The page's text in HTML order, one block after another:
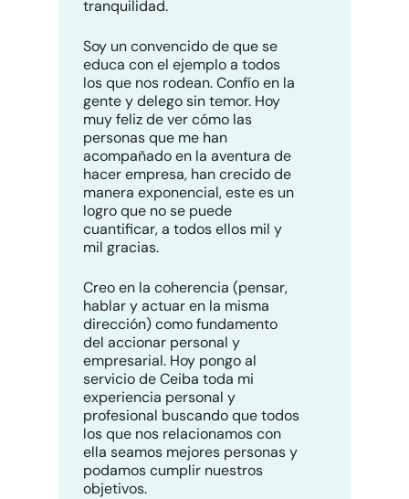
tranquilidad.
Soy un convencido de que se
educa con el ejemplo a todos
los que nos rodean. Confío en la
gente y delego sin temor. Hoy
muy feliz de ver cómo las
personas que me han
acompañado en la aventura de
hacer empresa, han crecido de
manera exponencial, este es un
logro que no se puede
cuantificar, a todos ellos mil y
mil gracias.
Creo en la coherencia (pensar,
hablar y actuar en la misma
dirección) como fundamento
del accionar personal y
empresarial. Hoy pongo al
servicio de Ceiba toda mi
experiencia personal y
profesional buscando que todos
los que nos relacionamos con
ella seamos mejores personas y
podamos cumplir nuestros
objetivos.